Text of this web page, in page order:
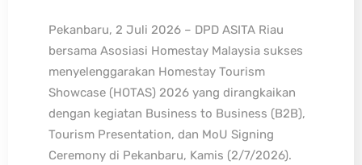
Pekanbaru, 2 Juli 2026 – DPD ASITA Riau
bersama Asosiasi Homestay Malaysia sukses
menyelenggarakan Homestay Tourism
Showcase (HOTAS) 2026 yang dirangkaikan
dengan kegiatan Business to Business (B2B),
Tourism Presentation, dan MoU Signing
Ceremony di Pekanbaru, Kamis (2/7/2026).